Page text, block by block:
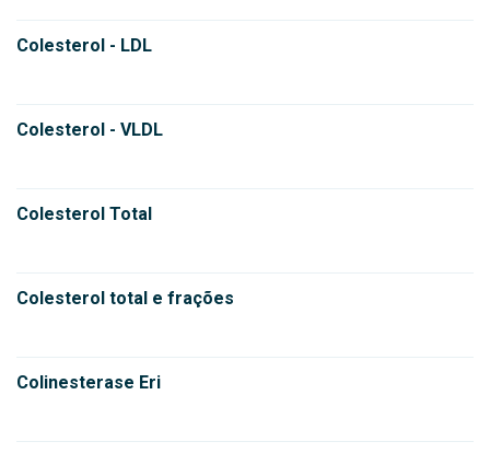
Colesterol - LDL
Colesterol - VLDL
Colesterol Total
Colesterol total e frações
Colinesterase Eri